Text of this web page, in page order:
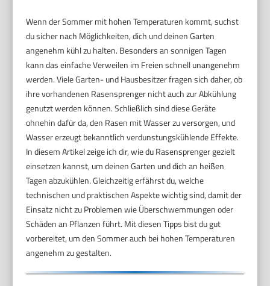
Wenn der Sommer mit hohen Temperaturen kommt, suchst
du sicher nach Möglichkeiten, dich und deinen Garten
angenehm kühl zu halten. Besonders an sonnigen Tagen
kann das einfache Verweilen im Freien schnell unangenehm
werden. Viele Garten- und Hausbesitzer fragen sich daher, ob
ihre vorhandenen Rasensprenger nicht auch zur Abkühlung
genutzt werden können. Schließlich sind diese Geräte
ohnehin dafür da, den Rasen mit Wasser zu versorgen, und
Wasser erzeugt bekanntlich verdunstungskühlende Effekte.
In diesem Artikel zeige ich dir, wie du Rasensprenger gezielt
einsetzen kannst, um deinen Garten und dich an heißen
Tagen abzukühlen. Gleichzeitig erfährst du, welche
technischen und praktischen Aspekte wichtig sind, damit der
Einsatz nicht zu Problemen wie Überschwemmungen oder
Schäden an Pflanzen führt. Mit diesen Tipps bist du gut
vorbereitet, um den Sommer auch bei hohen Temperaturen
angenehm zu gestalten.